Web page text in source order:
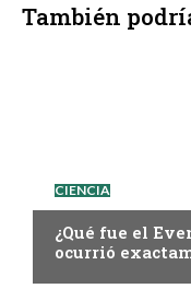
También
CIENCIA
¿Qué fue el
ocurrió